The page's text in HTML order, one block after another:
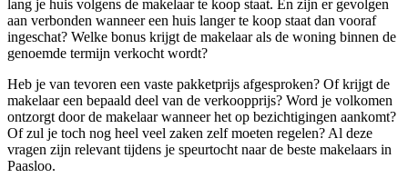
lang je huis volgens de makelaar te koop staat. En zijn er gevolgen
aan verbonden wanneer een huis langer te koop staat dan vooraf
ingeschat? Welke bonus krijgt de makelaar als de woning binnen de
genoemde termijn verkocht wordt?
Heb je van tevoren een vaste pakketprijs afgesproken? Of krijgt de
makelaar een bepaald deel van de verkoopprijs? Word je volkomen
ontzorgt door de makelaar wanneer het op bezichtigingen aankomt?
Of zul je toch nog heel veel zaken zelf moeten regelen? Al deze
vragen zijn relevant tijdens je speurtocht naar de beste makelaars in
Paasloo.